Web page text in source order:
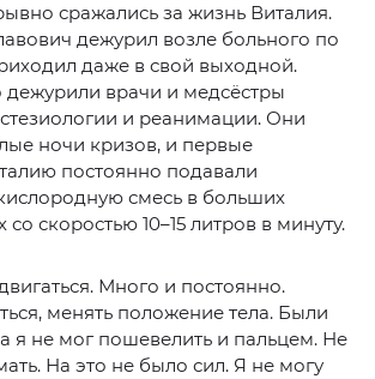
сражались за жизнь Виталия.
дежурил возле больного по
даже в свой выходной.
дежурили врачи и медсёстры
и реанимации. Они
ночи кризов, и первые
постоянно подавали
смесь в больших
скоростью 10–15 литров в минуту.
Много и постоянно.
менять положение тела. Были
я не мог пошевелить и пальцем. Не
На это не было сил. Я не могу